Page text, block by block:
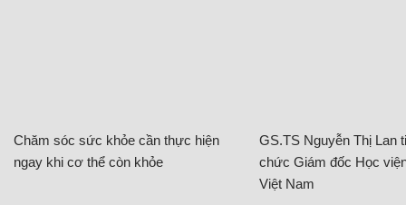
Chăm sóc sức khỏe cần thực hiện
ngay khi cơ thể còn khỏe
GS.TS Nguyễn Thị Lan
chức Giám đốc Học
Việt Nam